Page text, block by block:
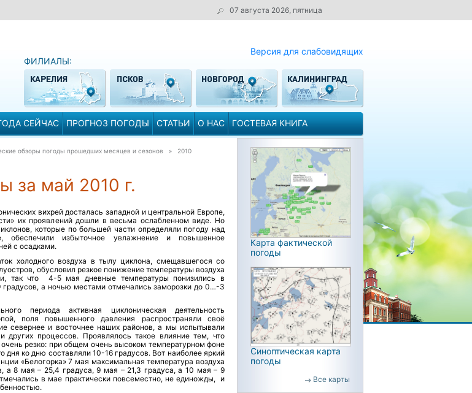
07 августа 2026, пятница
Версия для слабовидящих
ФИЛИАЛЫ:
СЕЙЧАС ПРОГНОЗ ПОГОДЫ СТАТЬИ О НАС ГОСТЕВАЯ КНИГА
обзоры погоды прошедших месяцев и сезонов » 2010
за май 2010 г.
вихрей досталась западной и центральной Европе,
их проявлений дошли в весьма ослабленном виде. Но
которые по большей части определяли погоду над
избыточное увлажнение и повышенное
с осадками.
холодного воздуха в тылу циклона, смещавшегося со
обусловил резкое понижение температуры воздуха
так что 4-5 мая дневные температуры понизились в
а ночью местами отмечались заморозки до 0…-3
периода активная циклоническая деятельность
поля повышенного давления распространяли своё
севернее и восточнее наших районов, а мы испытывали
других процессов. Проявлялось такое влияние тем, что
резко: при общем очень высоком температурном фоне
дня ко дню составляли 10-16 градусов. Вот наиболее яркий
«Белогорка» 7 мая максимальная температура воздуха
а 8 мая – 25,4 градуса, 9 мая – 21,3 градуса, а 10 мая – 9
в мае практически повсеместно, не единожды, и
Карта фактической
погоды
Синоптическая карта
погоды
Все карты